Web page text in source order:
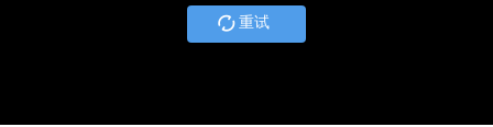
重试